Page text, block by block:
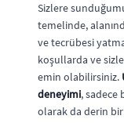
Sizlere
temelinde,
ve tecrübesi
koşullarda ve
emin olabilirsiniz.
deneyimi, sadece
olarak da derin